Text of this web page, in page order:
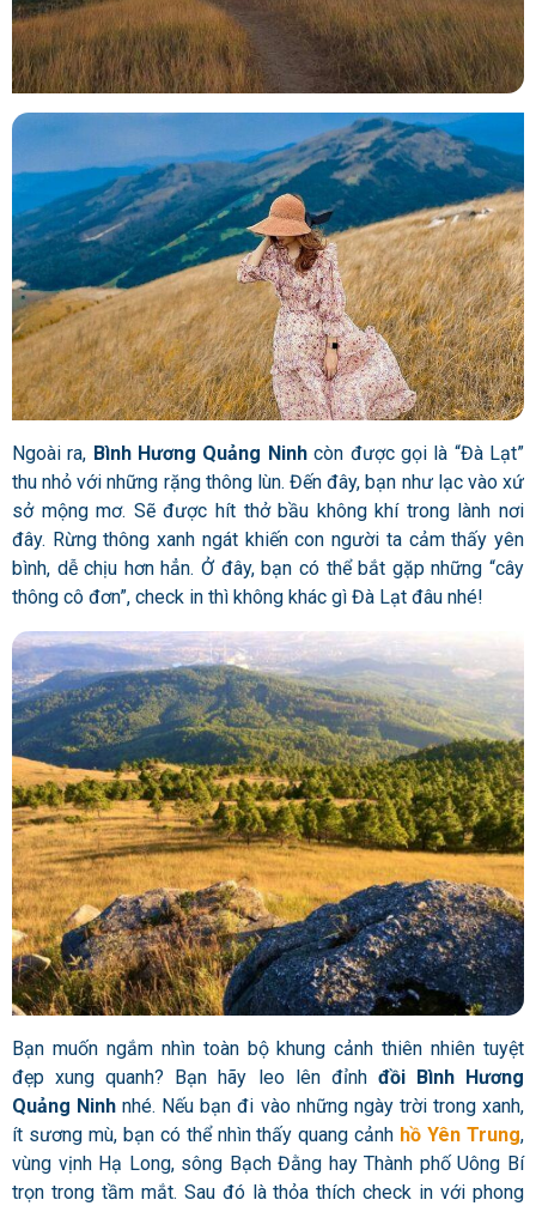
Ngoài ra, Bình Hương Quảng Ninhcòn được gọi là “Đà Lạt”
thu nhỏ với những rặng thông lùn. Đến đây, bạn như lạc vào xứ
sở mộng mơ. Sẽ được hít thở bầu không khí trong lành nơi
đây. Rừng thông xanh ngát khiến con người ta cảm thấy yên
bình, dễ chịu hơn hẳn. Ở đây, bạn có thể bắt gặp những “cây
thông cô đơn”, check in thì không khác gì Đà Lạt đâu nhé!
Bạn muốn ngắm nhìn toàn bộ khung cảnh thiên nhiên tuyệt
đẹp xung quanh? Bạn hãy leo lên đỉnh đồi
Bình Hương
Quảng Ninh nhé. Nếu bạn đi vào những ngày trời trong xanh,
ít sương mù, bạn có thể nhìn thấy quang cảnh hồ Yên Trung,
vùng vịnh Hạ Long, sông Bạch Đằng hay Thành phố Uông Bí
trọn trong tầm mắt. Sau đó là thỏa thích check in với phong